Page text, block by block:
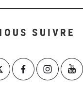
SUIVRE